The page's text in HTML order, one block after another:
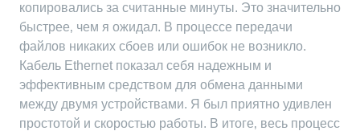
копировались за считанные минуты. Это значительно
быстрее‚ чем я ожидал. В процессе передачи
файлов никаких сбоев или ошибок не возникло.
Кабель Ethernet показал себя надежным и
эффективным средством для обмена данными
между двумя устройствами. Я был приятно удивлен
простотой и скоростью работы. В итоге‚ весь процесс